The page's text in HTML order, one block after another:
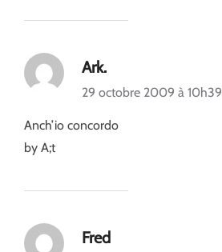
Ark.
29 octobre 2009 à 10h39
Anch’io concordo
by A;t
Fred